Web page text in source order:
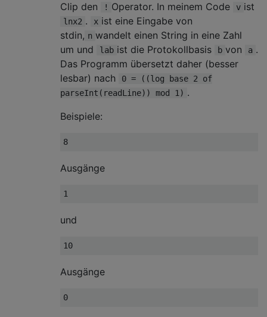
Clip den
! Operator. In meinem Code v ist
lnx2 . x ist eine Eingabe von
stdin, n wandelt einen String in eine Zahl
um und
lab ist die Protokollbasis b von a .
Das Programm übersetzt daher (besser
lesbar) nach
0 = ((log base 2 of
parseInt(readLine)) mod 1) .
Beispiele:
Ausgänge
und
Ausgänge